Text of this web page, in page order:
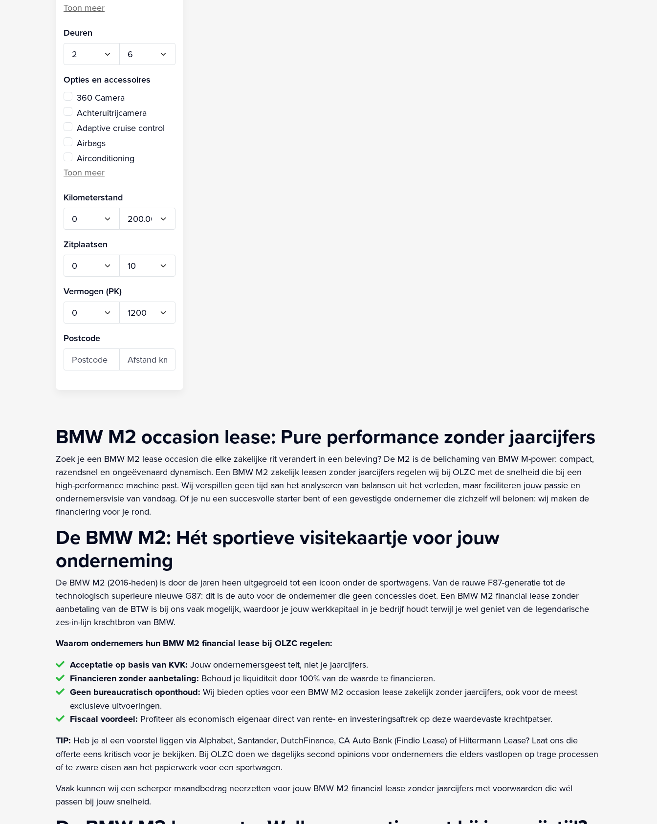
Deuren
Opties en accessoires
360 Camera
Achteruitrijcamera
Adaptive cruise control
Airbags
Airconditioning
Kilometerstand
Zitplaatsen
Vermogen (PK)
Postcode
BMW M2 occasion lease: Pure performance zonder jaarcijfers
Zoek je een BMW M2 lease occasion die elke zakelijke rit verandert in een beleving? De M2 is de belichaming van BMW M-power: compact,
razendsnel en ongeëvenaard dynamisch. Een BMW M2 zakelijk leasen zonder jaarcijfers regelen wij bij OLZC met de snelheid die bij een
high-performance machine past. Wij verspillen geen tijd aan het analyseren van balansen uit het verleden, maar faciliteren jouw passie en
ondernemersvisie van vandaag. Of je nu een succesvolle starter bent of een gevestigde ondernemer die zichzelf wil belonen: wij maken de
financiering voor je rond.
De BMW M2: Hét sportieve visitekaartje voor jouw
onderneming
De BMW M2 (2016-heden) is door de jaren heen uitgegroeid tot een icoon onder de sportwagens. Van de rauwe F87-generatie tot de
technologisch superieure nieuwe G87: dit is de auto voor de ondernemer die geen concessies doet. Een BMW M2 financial lease zonder
aanbetaling van de BTW is bij ons vaak mogelijk, waardoor je jouw werkkapitaal in je bedrijf houdt terwijl je wel geniet van de legendarische
zes-in-lijn krachtbron van BMW.
Waarom ondernemers hun BMW M2 financial lease bij OLZC regelen:
Acceptatie op basis van KVK: Jouw ondernemersgeest telt, niet je jaarcijfers.
Financieren zonder aanbetaling: Behoud je liquiditeit door 100% van de waarde te financieren.
Geen bureaucratisch oponthoud: Wij bieden opties voor een BMW M2 occasion lease zakelijk zonder jaarcijfers, ook voor de meest
exclusieve uitvoeringen.
Fiscaal voordeel: Profiteer als economisch eigenaar direct van rente- en investeringsaftrek op deze waardevaste krachtpatser.
TIP: Heb je al een voorstel liggen via Alphabet, Santander, DutchFinance, CA Auto Bank (Findio Lease) of Hiltermann Lease? Laat ons die
offerte eens kritisch voor je bekijken. Bij OLZC doen we dagelijks second opinions voor ondernemers die elders vastlopen op trage processen
of te zware eisen aan het papierwerk voor een sportwagen.
Vaak kunnen wij een scherper maandbedrag neerzetten voor jouw BMW M2 financial lease zonder jaarcijfers met voorwaarden die wél
passen bij jouw snelheid.